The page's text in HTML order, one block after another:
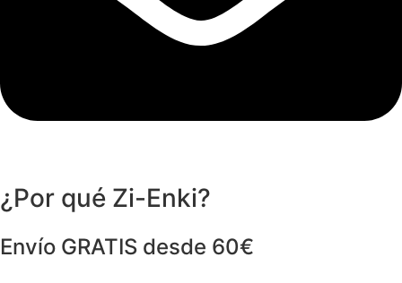
¿Por qué Zi-Enki?
Envío GRATIS desde 60€